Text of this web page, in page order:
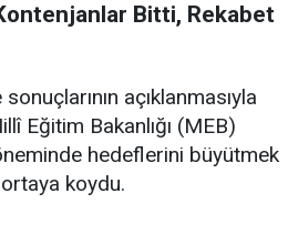
Bitti, Rekabet
açıklanmasıyla
Eğitim Bakanlığı (MEB)
hedeflerini büyütmek
koydu.